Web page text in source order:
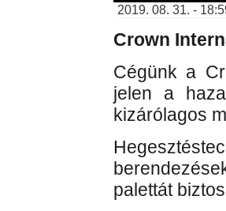
2019. 08. 31. -
Crown
Cégünk a
jelen a
kizárólagos
palettát